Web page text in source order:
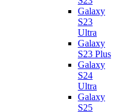
Galaxy
S23
Ultra
Galaxy
S23 Plus
Galaxy
S24
Ultra
Galaxy
S25